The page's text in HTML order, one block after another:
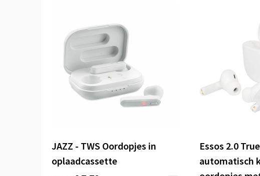
JAZZ - TWS Oordopjes in
oplaadcassette
Essos 2.0
automatisch